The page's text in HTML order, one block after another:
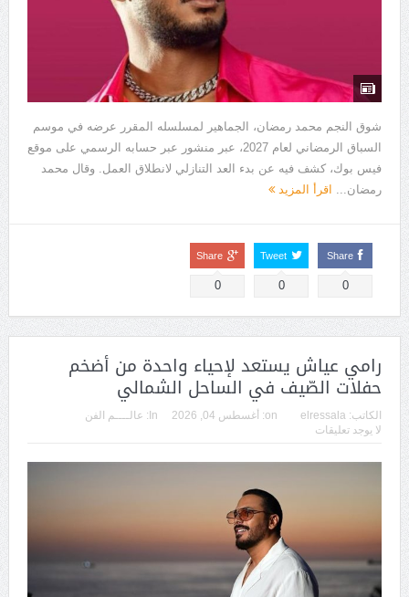
شوق النجم محمد رمضان، الجماهير لمسلسله المقرر عرضه في موسم
السباق الرمضاني لعام 2027، عبر منشور عبر حسابه الرسمي على موقع
فيس بوك، كشف فيه عن بدء العد التنازلي لانطلاق العمل. وقال محمد
رمضان... اقرأ المزيد
Share
0
Tweet
0
Share
0
رامي عياش يستعد لإحياء واحدة من أضخم
حفلات الصّيف في الساحل الشمالي
الكاتب: elressala
on: أغسطس 04, 2026 In:
عالــــم الفن
لا يوجد تعليقات